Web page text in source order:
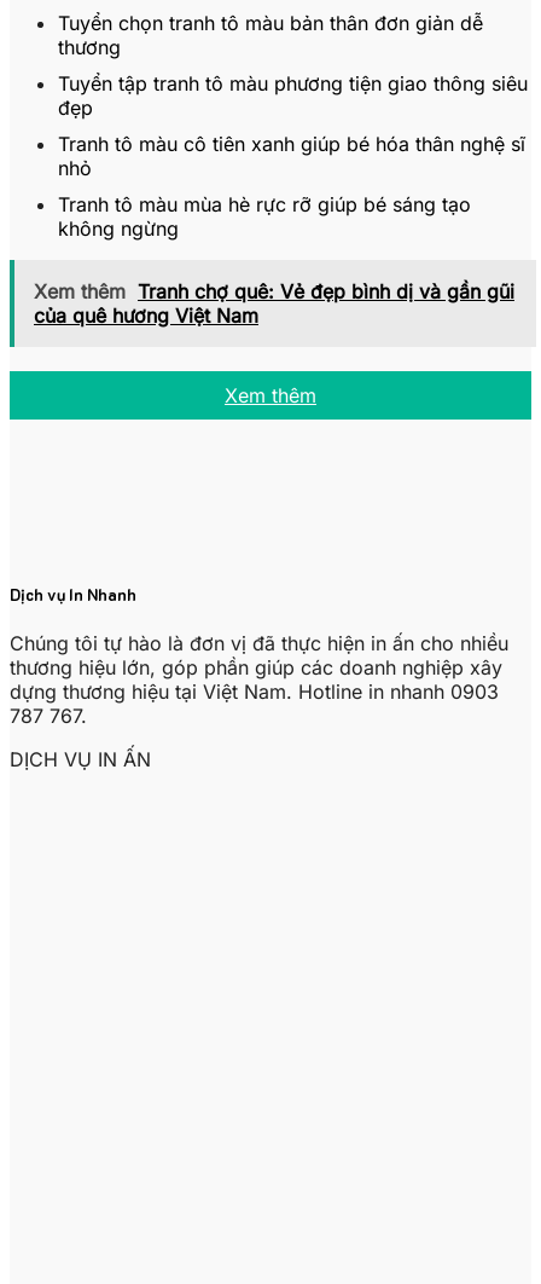
Tuyển chọn tranh tô màu bản thân đơn giản dễ
thương
Tuyển tập tranh tô màu phương tiện giao thông siêu
đẹp
Tranh tô màu cô tiên xanh giúp bé hóa thân nghệ sĩ
nhỏ
Tranh tô màu mùa hè rực rỡ giúp bé sáng tạo
không ngừng
Xem thêm Tranh chợ quê: Vẻ đẹp bình dị và gần gũi
của quê hương Việt Nam
Xem thêm
Dịch vụ In Nhanh
Chúng tôi tự hào là đơn vị đã thực hiện in ấn cho nhiều
thương hiệu lớn, góp phần giúp các doanh nghiệp xây
dựng thương hiệu tại Việt Nam. Hotline in nhanh 0903
787 767.
DỊCH VỤ IN ẤN